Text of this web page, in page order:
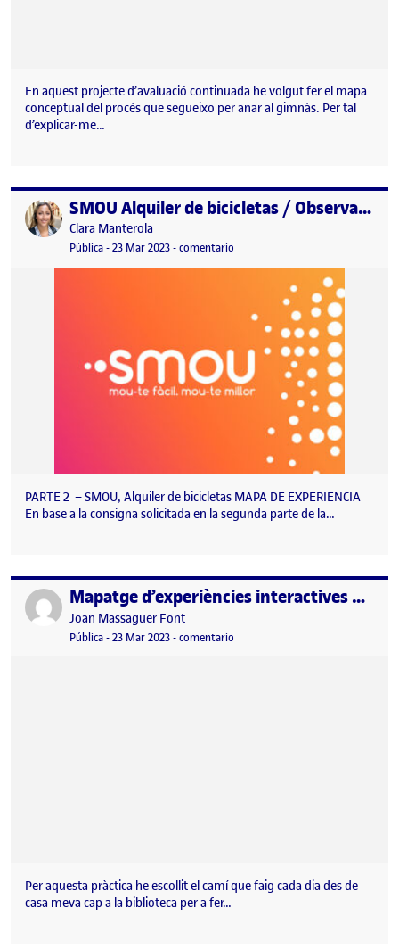
En aquest projecte d’avaluació continuada he volgut fer el mapa
conceptual del procés que segueixo per anar al gimnàs. Per tal
d’explicar-me…
Publicado por SMOU Alquiler de bicicletas / Observación contextual
Publicado por
Clara Manterola
Visibilidad:
Pública-Fecha de publicación
23 Mar 202324 marzo, 2023 12:00 am
-comentario
PARTE 2 – SMOU, Alquiler de bicicletas MAPA DE EXPERIENCIA
En base a la consigna solicitada en la segunda parte de la…
Publicado por Mapatge d’experiències interactives – Observació contextual
Publicado por
Joan Massaguer Font
Visibilidad:
Pública-Fecha de publicación
23 Mar 2023-comentario
Per aquesta pràctica he escollit el camí que faig cada dia des de
casa meva cap a la biblioteca per a fer…